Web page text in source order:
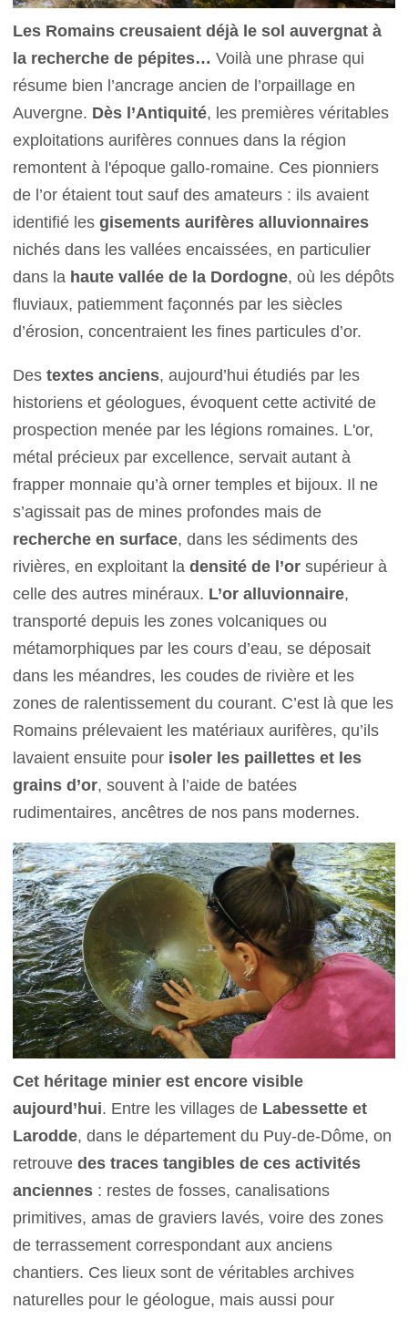
Les Romains creusaient déjà le sol auvergnat à
la recherche de pépites… Voilà une phrase qui
résume bien l’ancrage ancien de l’orpaillage en
Auvergne. Dès l’Antiquité, les premières véritables
exploitations aurifères connues dans la région
remontent à l'époque gallo-romaine. Ces pionniers
de l’or étaient tout sauf des amateurs : ils avaient
identifié lesgisements aurifères alluvionnaires
nichés dans les vallées encaissées, en particulier
dans la haute vallée de la Dordogne, où les dépôts
fluviaux, patiemment façonnés par les siècles
d’érosion, concentraient les fines particules d’or.
Destextes anciens, aujourd’hui étudiés par les
historiens et géologues, évoquent cette activité de
prospection menée par les légions romaines. L'or,
métal précieux par excellence, servait autant à
frapper monnaie qu’à orner temples et bijoux. Il ne
s’agissait pas de mines profondes mais de
recherche en surface, dans les sédiments des
rivières, en exploitant ladensité de l’or supérieur à
celle des autres minéraux. L’or alluvionnaire,
transporté depuis les zones volcaniques ou
métamorphiques par les cours d’eau, se déposait
dans les méandres, les coudes de rivière et les
zones de ralentissement du courant. C’est là que les
Romains prélevaient les matériaux aurifères, qu’ils
lavaient ensuite pour isoler les paillettes et les
grains d’or, souvent à l’aide de batées
rudimentaires, ancêtres de nos pans modernes.
Cet héritage minier est encore visible
aujourd’hui. Entre les villages de Labessette et
Larodde, dans le département du Puy-de-Dôme, on
retrouvedes traces tangibles de ces activités
anciennes : restes de fosses, canalisations
primitives, amas de graviers lavés, voire des zones
de terrassement correspondant aux anciens
chantiers. Ces lieux sont de véritables archives
naturelles pour le géologue, mais aussi pour